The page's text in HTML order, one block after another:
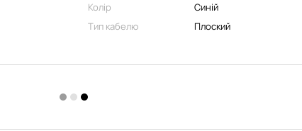
Колір
Синій
Тип кабелю
Плоский